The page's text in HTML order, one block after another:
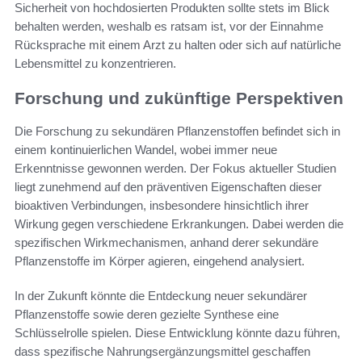
Sicherheit von hochdosierten Produkten sollte stets im Blick
behalten werden, weshalb es ratsam ist, vor der Einnahme
Rücksprache mit einem Arzt zu halten oder sich auf natürliche
Lebensmittel zu konzentrieren.
Forschung und zukünftige Perspektiven
Die Forschung zu sekundären Pflanzenstoffen befindet sich in
einem kontinuierlichen Wandel, wobei immer neue
Erkenntnisse gewonnen werden. Der Fokus aktueller Studien
liegt zunehmend auf den präventiven Eigenschaften dieser
bioaktiven Verbindungen, insbesondere hinsichtlich ihrer
Wirkung gegen verschiedene Erkrankungen. Dabei werden die
spezifischen Wirkmechanismen, anhand derer sekundäre
Pflanzenstoffe im Körper agieren, eingehend analysiert.
In der Zukunft könnte die Entdeckung neuer sekundärer
Pflanzenstoffe sowie deren gezielte Synthese eine
Schlüsselrolle spielen. Diese Entwicklung könnte dazu führen,
dass spezifische Nahrungsergänzungsmittel geschaffen